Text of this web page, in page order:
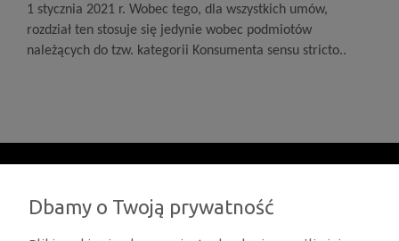
1 stycznia 2021 r. Wobec tego, dla wszystkich umów,
rozdział ten stosuje się jedynie wobec podmiotów
należących do tzw. kategorii Konsumenta sensu stricto..
Moje konto
Dbamy o Twoją prywatność